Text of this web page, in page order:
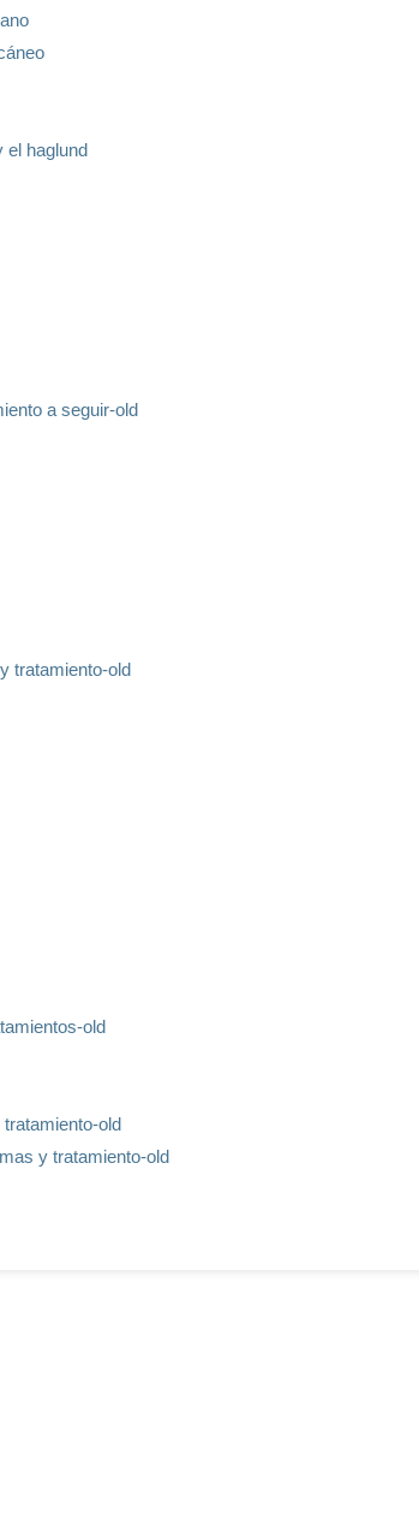
el haglund
a seguir-old
tratamiento-old
old
old
y tratamiento-old